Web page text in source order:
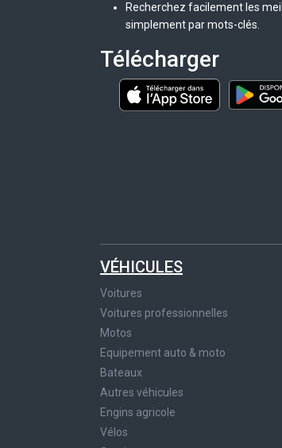
Recherchez facilement les
simplement par mots-clés.
Télécharger
VÉHICULES
Voitures
Voitures professionnelles
Motos
Equipement auto & moto
Bateaux
Autres véhicules
Engins agricole
Vélos